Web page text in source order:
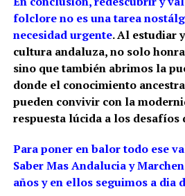
folclore no es una tarea
necesidad urgente. Al estudiar
cultura andaluza, no solo
sino que también abrimos la
donde el conocimiento
pueden convivir con la
respuesta lúcida a los desafíos
Para poner en balor todo ese
Saber Mas Andalucia y
años y en ellos seguimos a dia